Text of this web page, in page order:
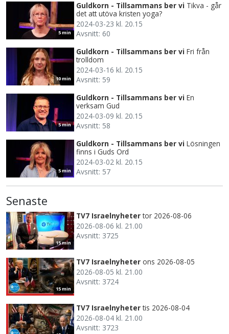
5 min
Guldkorn - Tillsammans ber vi Tikva - går
det att utöva kristen yoga?
2024-03-23 kl. 20.15
Avsnitt: 60
10 min
Guldkorn - Tillsammans ber vi Fri från
trolldom
2024-03-16 kl. 20.15
Avsnitt: 59
5 min
Guldkorn - Tillsammans ber vi En
verksam Gud
2024-03-09 kl. 20.15
Avsnitt: 58
5 min
Guldkorn - Tillsammans ber vi Lösningen
finns i Guds Ord
2024-03-02 kl. 20.15
Avsnitt: 57
Senaste
15 min
TV7 Israelnyheter tor 2026-08-06
2026-08-06 kl. 21.00
Avsnitt: 3725
15 min
TV7 Israelnyheter ons 2026-08-05
2026-08-05 kl. 21.00
Avsnitt: 3724
TV7 Israelnyheter tis 2026-08-04
2026-08-04 kl. 21.00
Avsnitt: 3723